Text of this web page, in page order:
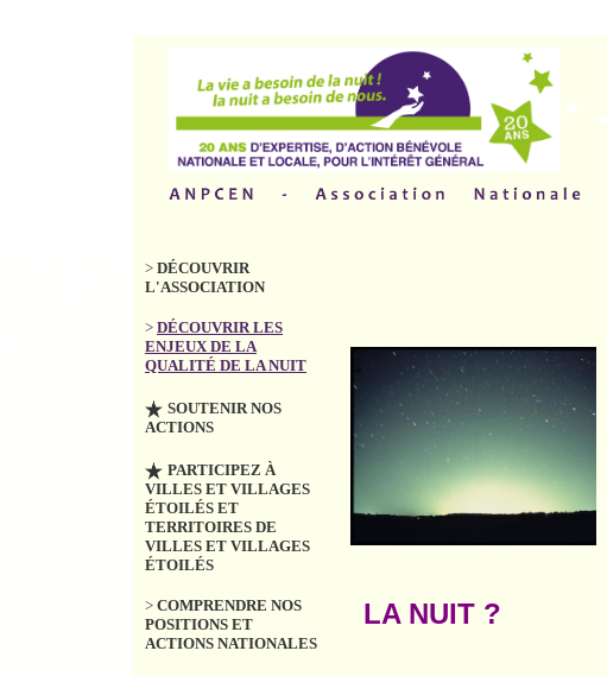
> DÉCOUVRIR
L'ASSOCIATION
> DÉCOUVRIR LES
ENJEUX DE LA
QUALITÉ DE LA NUIT
SOUTENIR NOS
ACTIONS
PARTICIPEZ À
VILLES ET VILLAGES
ÉTOILÉS ET
TERRITOIRES DE
VILLES ET VILLAGES
ÉTOILÉS
> COMPRENDRE NOS
POSITIONS ET
ACTIONS NATIONALES
LA NUIT ?